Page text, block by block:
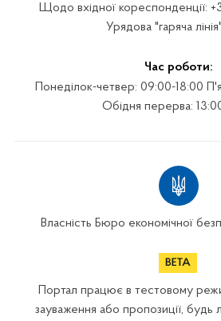
Щодо вхідної кореспонденції:
Урядова "гаряча
Час роботи:
Понеділок-четвер: 09:00-18:00
Обідня перерва:
Власність Бюро економічної
Портал працює в тестовому
зауваження або пропозиції, будь